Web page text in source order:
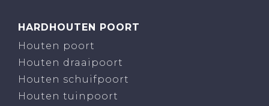
HARDHOUTEN POORT
Houten poort
Houten draaipoort
Houten schuifpoort
Houten tuinpoort